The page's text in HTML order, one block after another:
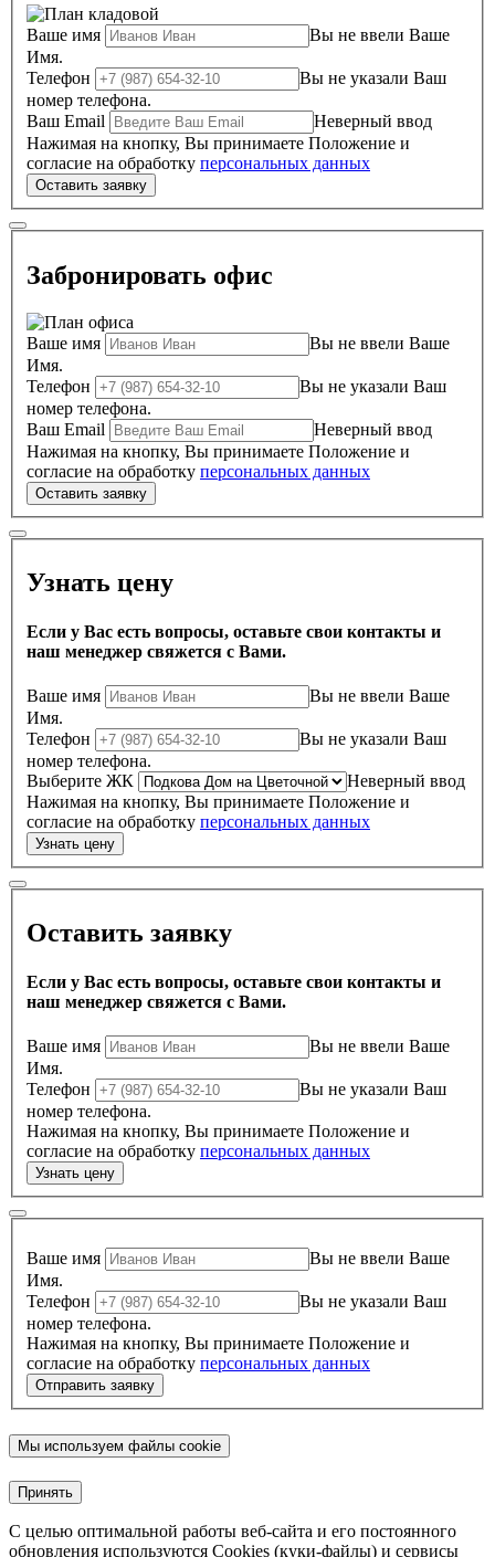
Ваше имя
Вы не ввели Ваше
Имя.
Телефон
Вы не указали Ваш
номер телефона.
Ваш Email
Неверный ввод
Нажимая на кнопку, Вы принимаете Положение и
согласие на обработку персональных данных
Забронировать офис
Ваше имя
Вы не ввели Ваше
Имя.
Телефон
Вы не указали Ваш
номер телефона.
Ваш Email
Неверный ввод
Нажимая на кнопку, Вы принимаете Положение и
согласие на обработку персональных данных
Узнать цену
Если у Вас есть вопросы, оставьте свои контакты и
наш менеджер свяжется с Вами.
Ваше имя
Вы не ввели Ваше
Имя.
Телефон
Вы не указали Ваш
номер телефона.
Выберите ЖК
Неверный ввод
Нажимая на кнопку, Вы принимаете Положение и
согласие на обработку персональных данных
Оставить заявку
Если у Вас есть вопросы, оставьте свои контакты и
наш менеджер свяжется с Вами.
Ваше имя
Вы не ввели Ваше
Имя.
Телефон
Вы не указали Ваш
номер телефона.
Нажимая на кнопку, Вы принимаете Положение и
согласие на обработку персональных данных
Ваше имя
Вы не ввели Ваше
Имя.
Телефон
Вы не указали Ваш
номер телефона.
Нажимая на кнопку, Вы принимаете Положение и
согласие на обработку персональных данных
Мы используем файлы cookie
Принять
С целью оптимальной работы веб-сайта и его постоянного
обновления используются Cookies (куки-файлы) и сервисы